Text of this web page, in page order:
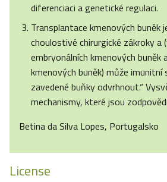
diferenciaci a genetické regulaci.
Transplantace kmenových buněk
choulostivé chirurgické zákroky a
embryonálních kmenových buněk
kmenových buněk) může
zavedené buňky odvrhnout.“
mechanismy, které jsou
Betina da Silva Lopes, Portugalsko
License